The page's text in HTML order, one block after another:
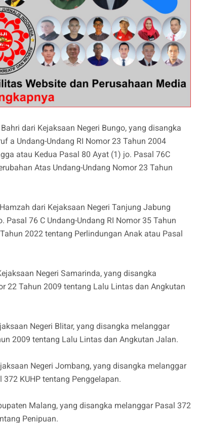
dari Kejaksaan Negeri Bungo, yang disangka
a Undang-Undang RI Nomor 23 Tahun 2004
atau Kedua Pasal 80 Ayat (1) jo. Pasal 76C
Atas Undang-Undang Nomor 23 Tahun
dari Kejaksaan Negeri Tanjung Jabung
76 C Undang-Undang RI Nomor 35 Tahun
2022 tentang Perlindungan Anak atau Pasal
Negeri Samarinda, yang disangka
22 Tahun 2009 tentang Lalu Lintas dan Angkutan
Negeri Blitar, yang disangka melanggar
2009 tentang Lalu Lintas dan Angkutan Jalan.
Negeri Jombang, yang disangka melanggar
KUHP tentang Penggelapan.
Malang, yang disangka melanggar Pasal 372
Penipuan.